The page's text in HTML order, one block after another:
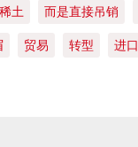
稀土 而是直接吊销
贸易 转型 进口